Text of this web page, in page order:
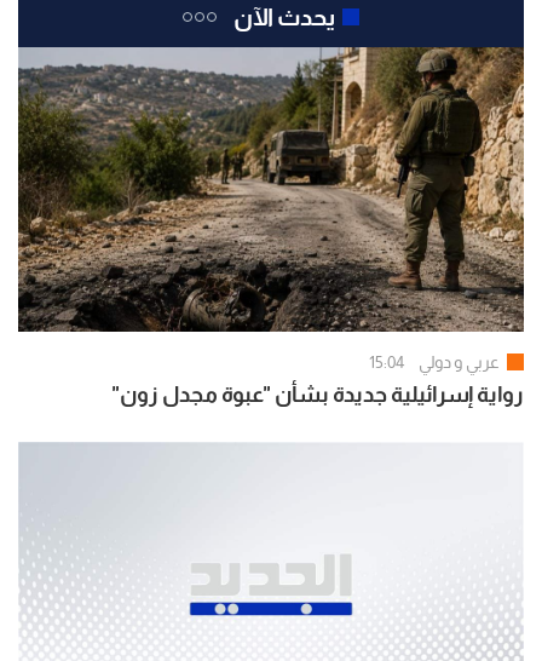
يحدث الآن
عربي و دولي 15:04
رواية إسرائيلية جديدة بشأن "عبوة مجدل زون"